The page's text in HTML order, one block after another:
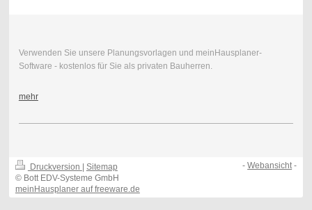
Verwenden Sie unsere Planungsvorlagen und meinHausplaner-
Software - kostenlos für Sie als privaten Bauherren.
mehr
Druckversion
Sitemap
© Bott EDV-Systeme GmbH
meinHausplaner auf freeware.de
-Webansicht-